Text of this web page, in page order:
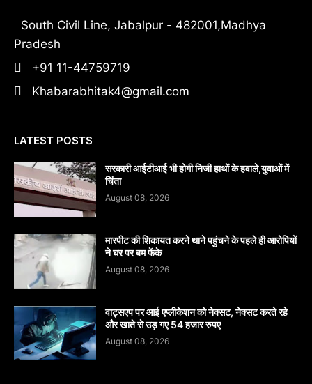
South Civil Line, Jabalpur - 482001,Madhya
Pradesh
+91 11-44759719
Khabarabhitak4@gmail.com
LATEST POSTS
सरकारी आईटीआई भी होगी निजी हाथों के हवाले,युवाओं में
चिंता
August 08, 2026
मारपीट की शिकायत करने थाने पहुंचने के पहले ही आरोपियों
ने घर पर बम फेंके
August 08, 2026
वाट्सएप पर आई एप्लीकेशन को नेक्सट, नेक्सट करते रहे
और खाते से उड़ गए 54 हजार रुपए
August 08, 2026